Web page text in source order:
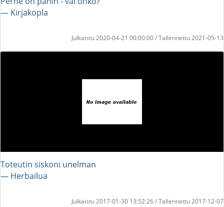
― Kirjakopla
Julkaistu 2020-04-21 00:00:00 / Tallennettu 2021-05-13
Toteutin siskoni unelman
― Herbailua
Julkaistu 2017-01-30 13:52:26 / Tallennettu 2017-12-07